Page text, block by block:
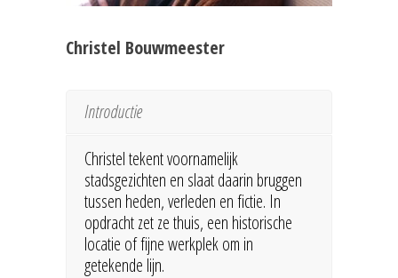
Christel Bouwmeester
Introductie
Christel tekent voornamelijk
stadsgezichten en slaat daarin bruggen
tussen heden, verleden en fictie. In
opdracht zet ze thuis, een historische
locatie of fijne werkplek om in
getekende lijn.